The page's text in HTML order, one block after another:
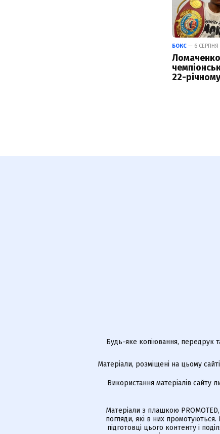
БОКС — 6 СЕРПНЯ
22-
Будь-яке копіювання, передрук
Матеріали, розміщені на цьому
Використання матеріалів сайту
Матеріали з плашкою
погляди, які в них
підготовці цього контенту і